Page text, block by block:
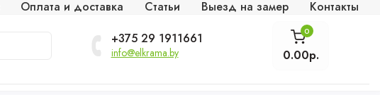
Оплата и доставка Статьи Выезд на замер Контакты
+375 29 1911661
info@elkrama.by
0
0.00р.